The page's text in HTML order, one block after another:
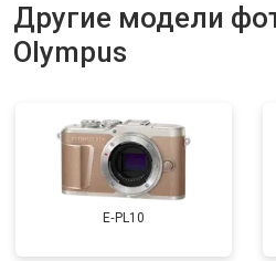
Другие модели
Olympus
E‑PL10